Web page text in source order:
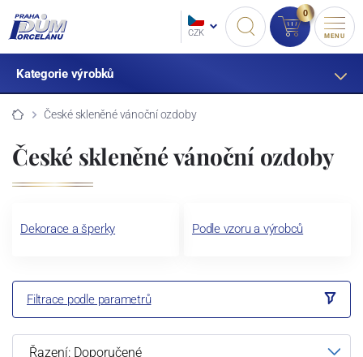
CZK
0
MENU
Kategorie výrobků
České skleněné vánoční ozdoby
České skleněné vánoční ozdoby
Dekorace a šperky Podle vzoru a výrobců
Filtrace podle parametrů